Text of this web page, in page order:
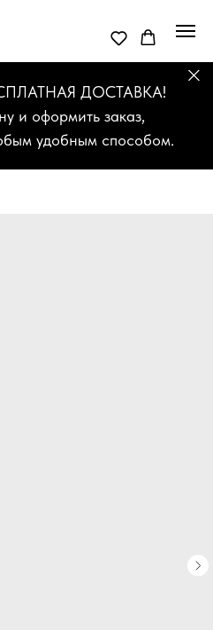
ДОСТАВКА!
и оформить заказ,
удобным способом.